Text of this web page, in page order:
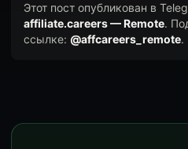
Этот пост опубликован в
affiliate.careers — Remote.
ссылке: @affcareers_remote.